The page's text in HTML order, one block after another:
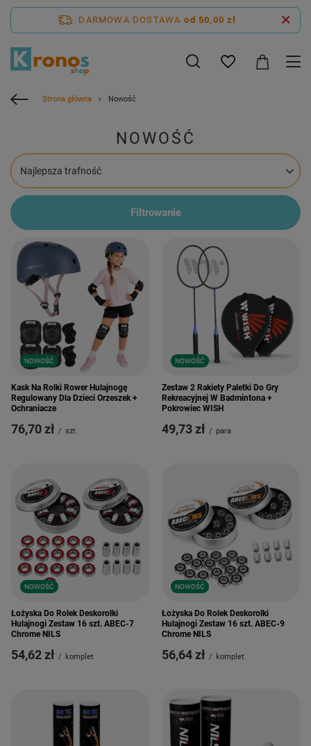
DARMOWA DOSTAWA od 50,00 zł
Strona główna Nowość
NOWOŚĆ
Zmień sortowanie
Najlepsza trafność
Filtrowanie
NOWOŚĆ
Kask Na Rolki Rower Hulajnogę
Regulowany Dla Dzieci Orzeszek +
Ochraniacze
76,70 zł / szt.
NOWOŚĆ
Zestaw 2 Rakiety Paletki Do Gry
Rekreacyjnej W Badmintona +
Pokrowiec WISH
49,73 zł / para
NOWOŚĆ
Łożyska Do Rolek Deskorolki
Hulajnogi Zestaw 16 szt. ABEC-7
Chrome NILS
54,62 zł / komplet
NOWOŚĆ
Łożyska Do Rolek Deskorolki
Hulajnogi Zestaw 16 szt. ABEC-9
Chrome NILS
56,64 zł / komplet